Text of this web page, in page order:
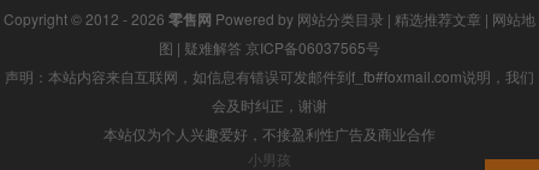
Copyright © 2012 - 2026 零售网 Powered by 网站分类目录 | 精选推荐文章 | 网站地
图 | 疑难解答 京ICP备06037565号
声明：本站内容来自互联网，如信息有错误可发邮件到f_fb#foxmail.com说明，我们
会及时纠正，谢谢
本站仅为个人兴趣爱好，不接盈利性广告及商业合作
小男孩